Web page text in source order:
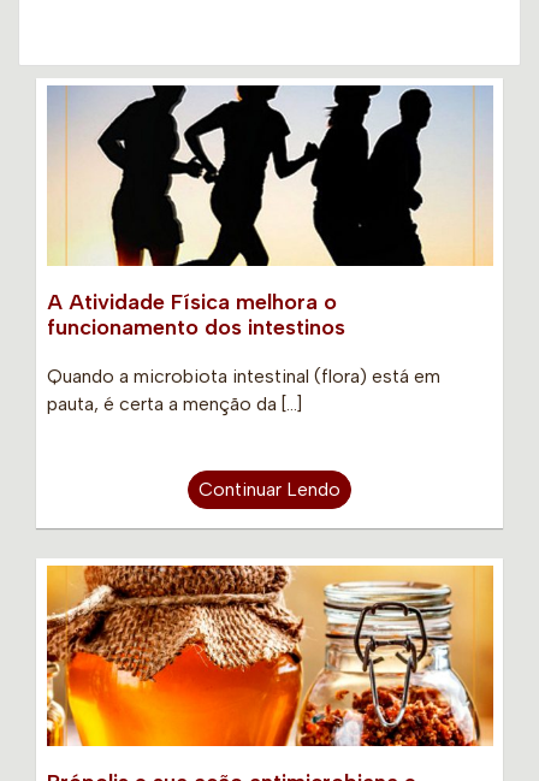
A Atividade Física melhora o
funcionamento dos intestinos
Quando a microbiota intestinal (flora) está em
pauta, é certa a menção da […]
Continuar Lendo